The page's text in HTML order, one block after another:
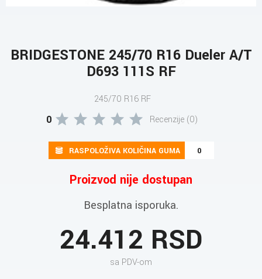
BRIDGESTONE 245/70 R16 Dueler A/T
D693 111S RF
245/70 R16 RF
0 Recenzije (0)
RASPOLOŽIVA KOLIČINA GUMA 0
Proizvod nije dostupan
Besplatna isporuka.
24.412 RSD
sa PDV-om